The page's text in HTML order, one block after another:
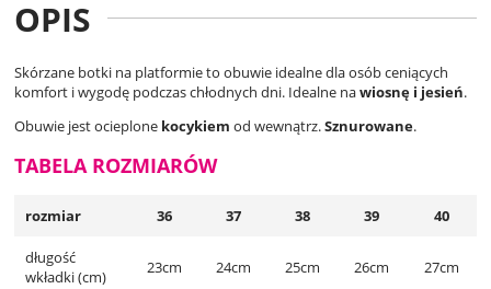
OPIS
Skórzane botki na platformie to obuwie idealne dla osób ceniących
komfort i wygodę podczas chłodnych dni. Idealne nawiosnę i jesień.
Obuwie jest ocieplone kocykiem od wewnątrz.Sznurowane.
TABELA ROZMIARÓW
rozmiar 36 37 38 39 40
długość
wkładki (cm)
23cm 24cm 25cm 26cm 27cm